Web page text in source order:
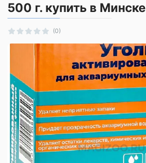
500 г. купить в Минске
(0)